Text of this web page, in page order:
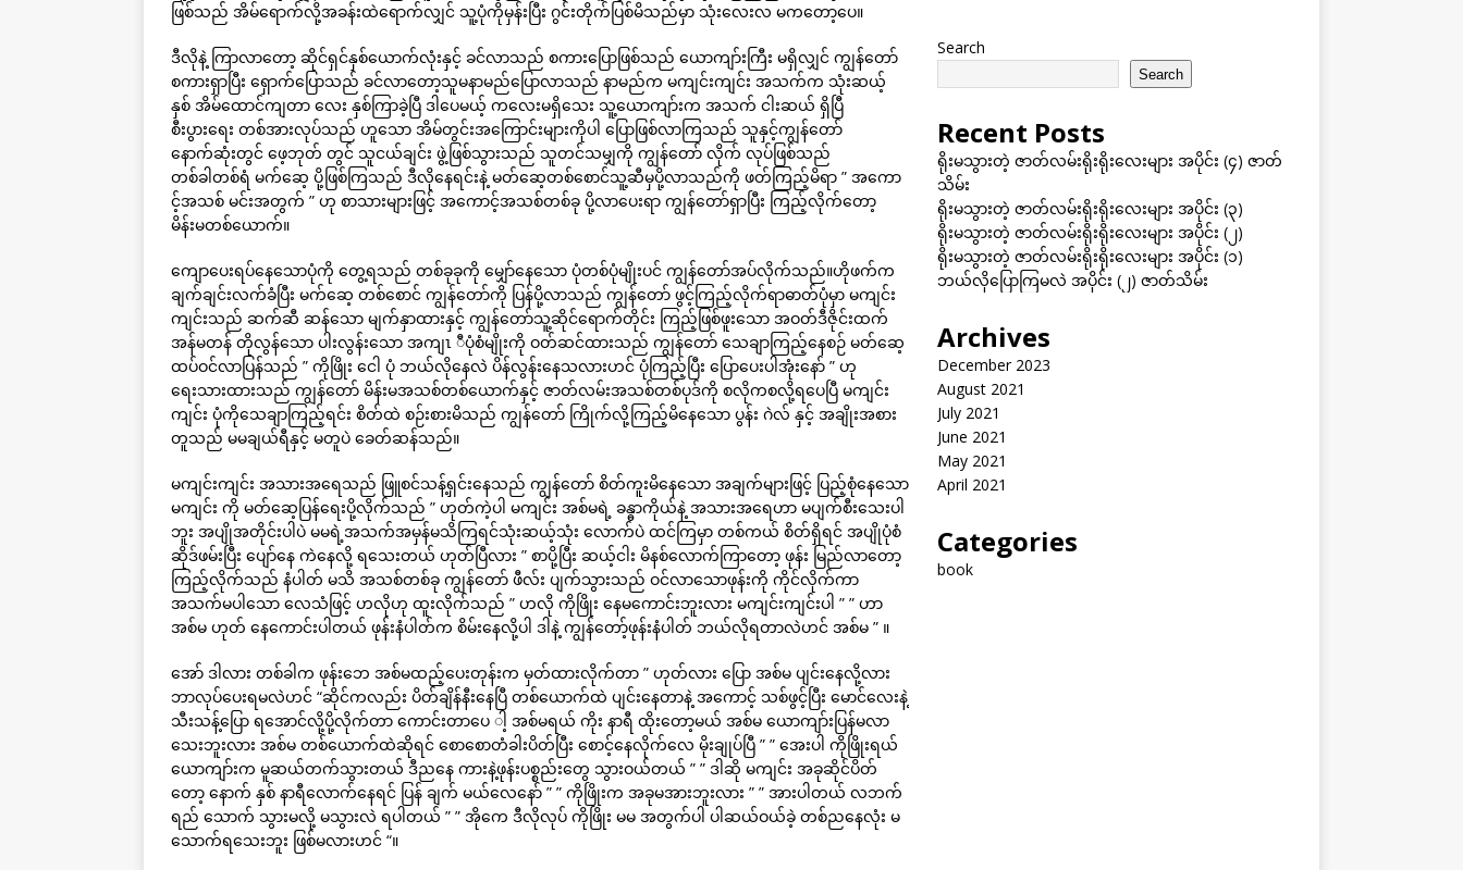
ဖြစ်သည် အိမ်ရောက်လို့အခန်းထဲရောက်လျှင် သူ့ပုံကိုမှန်းပြီး ဂွင်းတိုက်ပြစ်မိသည်မှာ သုံးလေးလ မကတော့ပေ။
ဒီလိုနဲ့ ကြာလာတော့ ဆိုင်ရှင်နှစ်ယောက်လုံးနှင့် ခင်လာသည် စကားပြောဖြစ်သည် ယောကျာ်းကြီး မရှိလျှင် ကျွန်တော်
စကားရှာပြီး ရှောက်ပြောသည် ခင်လာတော့သူမနာမည်ပြောလာသည် နာမည်က မကျင်းကျင်း အသက်က သုံးဆယ့်
နှစ် အိမ်ထောင်ကျတာ လေး နှစ်ကြာခဲ့ပြီ ဒါပေမယ့် ကလေးမရှိသေး သူ့ယောကျာ်းက အသက် ငါးဆယ် ရှိပြီ
စီးပွားရေး တစ်အားလုပ်သည် ဟူသော အိမ်တွင်းအကြောင်းများကိုပါ ပြောဖြစ်လာကြသည် သူနှင့်ကျွန်တော်
နောက်ဆုံးတွင် ဖေ့ဘုတ် တွင် သူငယ်ချင်း ဖွဲ့ဖြစ်သွားသည် သူတင်သမျှကို ကျွန်တော် လိုက် လုပ်ဖြစ်သည်
တစ်ခါတစ်ရံ မက်ဆေ့ ပို့ဖြစ်ကြသည် ဒီလိုနေရင်းနဲ့ မတ်ဆေ့တစ်စောင်သူ့ဆီမှပို့လာသည်ကို ဖတ်ကြည့်မိရာ ” အကော
င့်အသစ် မင်းအတွက် ” ဟု စာသားများဖြင့် အကောင့်အသစ်တစ်ခု ပို့လာပေးရာ ကျွန်တော်ရှာပြီး ကြည့်လိုက်တော့
မိန်းမတစ်ယောက်။
ကျောပေးရပ်နေသောပုံကို တွေ့ရသည် တစ်ခုခုကို မျှော်နေသော ပုံတစ်ပုံမျိုးပင် ကျွန်တော်အပ်လိုက်သည်။ဟိုဖက်က
ချက်ချင်းလက်ခံပြီး မက်ဆေ့ တစ်စောင် ကျွန်တော်ကို ပြန်ပို့လာသည် ကျွန်တော် ဖွင့်ကြည့်လိုက်ရာဓာတ်ပုံမှာ မကျင်း
ကျင်းသည် ဆက်ဆီ ဆန်သော မျက်နှာထားနှင့် ကျွန်တော်သူ့ဆိုင်ရောက်တိုင်း ကြည့်ဖြစ်ဖူးသော အဝတ်ဒီဇိုင်းထက်
အန်မတန် တိုလွန်သော ပါးလွန်းသော အကျၤ ီပုံစံမျိုးကို ဝတ်ဆင်ထားသည် ကျွန်တော် သေချာကြည့်နေစဉ် မတ်ဆေ့
ထပ်ဝင်လာပြန်သည် ” ကိုဖြိုး ငေါ ပုံ ဘယ်လိုနေလဲ ပိန်လွန်းနေသလားဟင် ပုံကြည့်ပြီး ပြောပေးပါအုံးနော် ” ဟု
ရေးသားထားသည် ကျွန်တော် မိန်းမအသစ်တစ်ယောက်နှင့် ဇာတ်လမ်းအသစ်တစ်ပုဒ်ကို စလိုကစလို့ရပေပြီ မကျင်း
ကျင်း ပုံကိုသေချာကြည့်ရင်း စိတ်ထဲ စဉ်းစားမိသည် ကျွန်တော် ကြိုက်လို့ကြည့်မိနေသော ပွန်း ဂဲလ် နှင့် အချိုးအစား
တူသည် မမချယ်ရီနှင့် မတူပဲ ခေတ်ဆန်သည်။
မကျင်းကျင်း အသားအရေသည် ဖြူစင်သန့်ရှင်းနေသည် ကျွန်တော် စိတ်ကူးမိနေသော အချက်များဖြင့် ပြည့်စုံနေသော
မကျင်း ကို မတ်ဆေ့ပြန်ရေးပို့လိုက်သည် ” ဟုတ်ကဲ့ပါ မကျင်း အစ်မရဲ့ ခန္ဓာကိုယ်နဲ့ အသားအရေဟာ မပျက်စီးသေးပါ
ဘူး အပျိုအတိုင်းပါပဲ မမရဲ့အသက်အမှန်မသိကြရင်သုံးဆယ့်သုံး လောက်ပဲ ထင်ကြမှာ တစ်ကယ် စိတ်ရှိရင် အပျိုပုံစံ
ဆိုဒ်ဖမ်းပြီး ပျော်နေ ကဲနေလို့ ရသေးတယ် ဟုတ်ပြီလား ” စာပို့ပြီး ဆယ့်ငါး မိနစ်လောက်ကြာတော့ ဖုန်း မြည်လာတော့
ကြည့်လိုက်သည် နံပါတ် မသိ အသစ်တစ်ခု ကျွန်တော် ဖီလ်း ပျက်သွားသည် ဝင်လာသောဖုန်းကို ကိုင်လိုက်ကာ
အသက်မပါသော လေသံဖြင့် ဟလိုဟု ထူးလိုက်သည် ” ဟလို ကိုဖြိုး နေမကောင်းဘူးလား မကျင်းကျင်းပါ ” ” ဟာ
အစ်မ ဟုတ် နေကောင်းပါတယ် ဖုန်းနံပါတ်က စိမ်းနေလို့ပါ ဒါနဲ့ ကျွန်တော့်ဖုန်းနံပါတ် ဘယ်လိုရတာလဲဟင် အစ်မ ” ။
အော် ဒါလား တစ်ခါက ဖုန်းဘေ အစ်မထည့်ပေးတုန်းက မှတ်ထားလိုက်တာ ” ဟုတ်လား ပြော အစ်မ ပျင်းနေလို့လား
ဘာလုပ်ပေးရမလဲဟင် “ဆိုင်ကလည်း ပိတ်ချိန်နီးနေပြီ တစ်ယောက်ထဲ ပျင်းနေတာနဲ့ အကောင့် သစ်ဖွင့်ပြီး မောင်လေးနဲ့
သီးသန့်ပြော ရအောင်လို့ပို့လိုက်တာ ကောင်းတာပေ ါ့ အစ်မရယ် ကိုး နာရီ ထိုးတော့မယ် အစ်မ ယောကျာ်းပြန်မလာ
သေးဘူးလား အစ်မ တစ်ယောက်ထဲဆိုရင် စောစောတံခါးပိတ်ပြီး စောင့်နေလိုက်လေ မိုးချုပ်ပြီ ” ” အေးပါ ကိုဖြိုးရယ်
ယောကျာ်းက မူဆယ်တက်သွားတယ် ဒီညနေ ကားနဲ့ဖုန်းပစ္စည်းတွေ သွားဝယ်တယ် ” ” ဒါဆို မကျင်း အခုဆိုင်ပိတ်
တော့ နောက် နှစ် နာရီလောက်နေရင် ပြန် ချက် မယ်လေနော် ” ” ကိုဖြိုးက အခုမအားဘူးလား ” ” အားပါတယ် လဘက်
ရည် သောက် သွားမလို့ မသွားလဲ ရပါတယ် ” ” အိုကေ ဒီလိုလုပ် ကိုဖြိုး မမ အတွက်ပါ ပါဆယ်ဝယ်ခဲ့ တစ်ညနေလုံး မ
သောက်ရသေးဘူး ဖြစ်မလားဟင် “။
Search
Search
Recent Posts
ရိုးမသွားတဲ့ ဇာတ်လမ်းရိုးရိုးလေးများ အပိုင်း (၄) ဇာတ်
သိမ်း
ရိုးမသွားတဲ့ ဇာတ်လမ်းရိုးရိုးလေးများ အပိုင်း (၃)
ရိုးမသွားတဲ့ ဇာတ်လမ်းရိုးရိုးလေးများ အပိုင်း (၂)
ရိုးမသွားတဲ့ ဇာတ်လမ်းရိုးရိုးလေးများ အပိုင်း (၁)
ဘယ်လိုပြောကြမလဲ အပိုင်း (၂) ဇာတ်သိမ်း
Archives
December 2023
August 2021
July 2021
June 2021
May 2021
April 2021
Categories
book